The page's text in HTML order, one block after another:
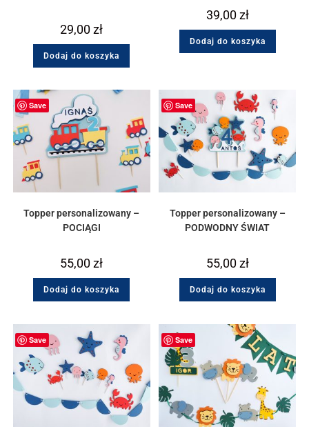
29,00zł
Dodaj do koszyka
39,00zł
Dodaj do koszyka
Save
Topper personalizowany –
POCIĄGI
55,00zł
Dodaj do koszyka
Save
Topper personalizowany –
PODWODNY ŚWIAT
55,00zł
Dodaj do koszyka
Save Save